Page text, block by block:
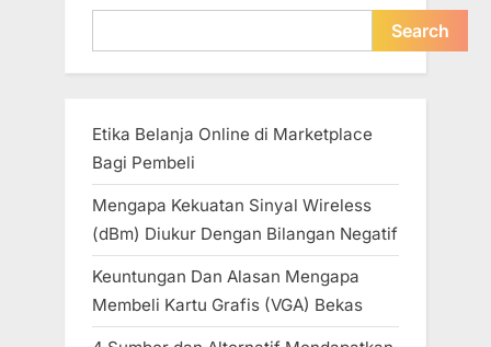
Search
Etika Belanja Online di Marketplace
Bagi Pembeli
Mengapa Kekuatan Sinyal Wireless
(dBm) Diukur Dengan Bilangan Negatif
Keuntungan Dan Alasan Mengapa
Membeli Kartu Grafis (VGA) Bekas